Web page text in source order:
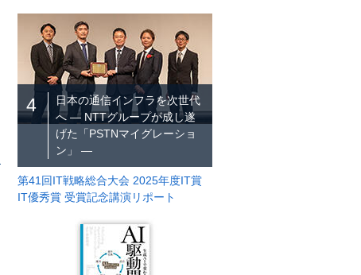
4
日本の通信インフラを次世代
へ ― NTTグループが成し遂
げた「PSTNマイグレーショ
ン」 ―
第41回IT戦略総合大会 2025年度IT賞
IT優秀賞 受賞記念講演リポート